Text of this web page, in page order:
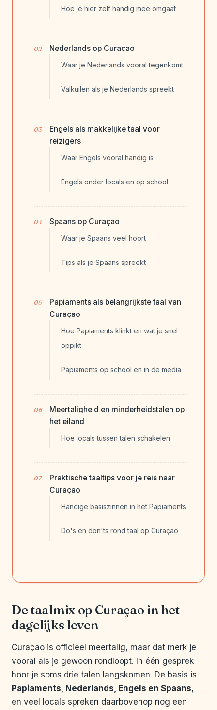
Hoe je hier zelf handig mee omgaat
Nederlands op Curaçao
Waar je Nederlands vooral tegenkomt
Valkuilen als je Nederlands spreekt
Engels als makkelijke taal voor
reizigers
Waar Engels vooral handig is
Engels onder locals en op school
Spaans op Curaçao
Waar je Spaans veel hoort
Tips als je Spaans spreekt
Papiaments als belangrijkste taal van
Curaçao
Hoe Papiaments klinkt en wat je snel
oppikt
Papiaments op school en in de media
Meertaligheid en minderheidstalen op
het eiland
Hoe locals tussen talen schakelen
Praktische taaltips voor je reis naar
Curaçao
Handige basiszinnen in het Papiaments
Do's en don'ts rond taal op Curaçao
De taalmix op Curaçao in het
dagelijks leven
Curaçao is officieel meertalig, maar dat merk je
vooral als je gewoon rondloopt. In één gesprek
hoor je soms drie talen langskomen. De basis is
Papiaments, Nederlands, Engels en Spaans,
en veel locals spreken daarbovenop nog een